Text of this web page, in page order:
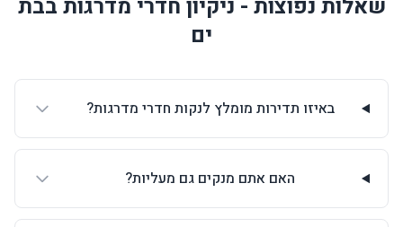
שאלות נפוצות - ניקיון חדרי מדרגות בבת
ים
באיזו תדירות מומלץ לנקות חדרי מדרגות?
האם אתם מנקים גם מעליות?